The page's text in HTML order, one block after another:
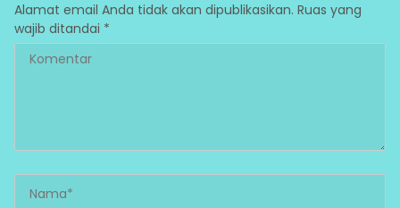
Alamat email Anda tidak akan dipublikasikan. Ruas yang
wajib ditandai *